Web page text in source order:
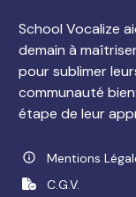
School Vocalize
demain à
pour sublimer
communauté
étape de leur
Mentions
C.G.V.